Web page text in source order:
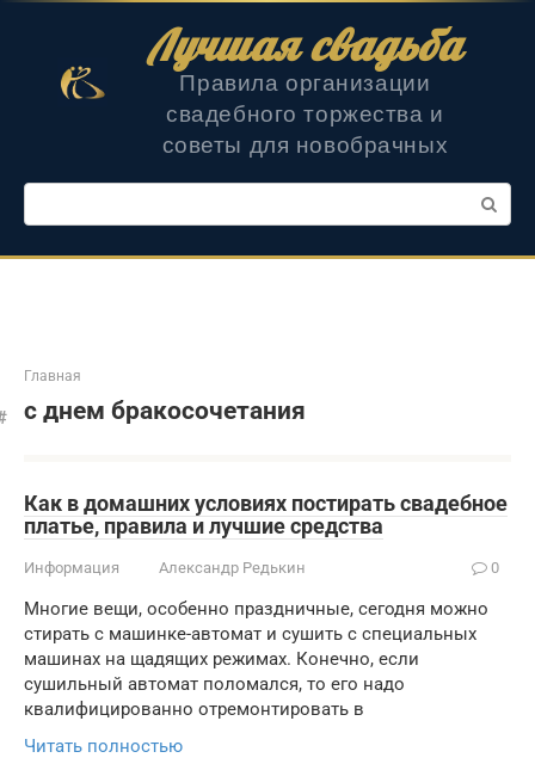
Лучшая свадьба
Правила организации
свадебного торжества и
советы для новобрачных
Поиск:
Главная
с днем бракосочетания
Как в домашних условиях постирать свадебное
платье, правила и лучшие средства
Информация Александр Редькин 0
Многие вещи, особенно праздничные, сегодня можно
стирать с машинке-автомат и сушить с специальных
машинах на щадящих режимах. Конечно, если
сушильный автомат поломался, то его надо
квалифицированно отремонтировать в
Читать полностью